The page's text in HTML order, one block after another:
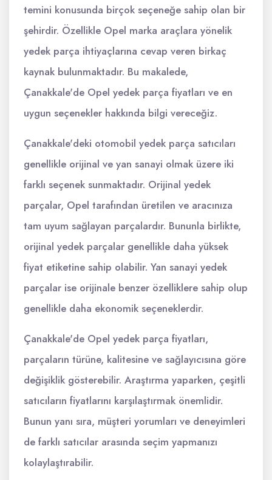
temini konusunda birçok seçeneğe sahip olan bir
şehirdir. Özellikle Opel marka araçlara yönelik
yedek parça ihtiyaçlarına cevap veren birkaç
kaynak bulunmaktadır. Bu makalede,
Çanakkale'de Opel yedek parça fiyatları ve en
uygun seçenekler hakkında bilgi vereceğiz.
Çanakkale'deki otomobil yedek parça satıcıları
genellikle orijinal ve yan sanayi olmak üzere iki
farklı seçenek sunmaktadır. Orijinal yedek
parçalar, Opel tarafından üretilen ve aracınıza
tam uyum sağlayan parçalardır. Bununla birlikte,
orijinal yedek parçalar genellikle daha yüksek
fiyat etiketine sahip olabilir. Yan sanayi yedek
parçalar ise orijinale benzer özelliklere sahip olup
genellikle daha ekonomik seçeneklerdir.
Çanakkale'de Opel yedek parça fiyatları,
parçaların türüne, kalitesine ve sağlayıcısına göre
değişiklik gösterebilir. Araştırma yaparken, çeşitli
satıcıların fiyatlarını karşılaştırmak önemlidir.
Bunun yanı sıra, müşteri yorumları ve deneyimleri
de farklı satıcılar arasında seçim yapmanızı
kolaylaştırabilir.